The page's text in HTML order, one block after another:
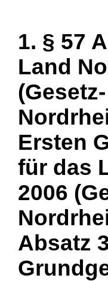
1. § 57
Land
Ersten
für das
2006
Absatz